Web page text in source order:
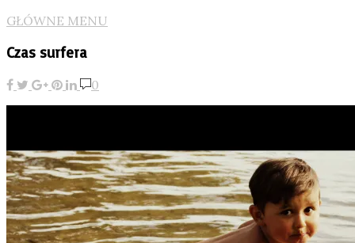
GŁÓWNE MENU
Czas surfera
0